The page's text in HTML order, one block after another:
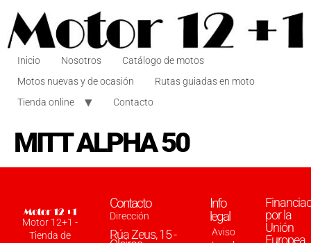
Inicio Nosotros
Catálogo de motos
Motos nuevas y de ocasión
Rutas guiadas en moto
Tienda online
Contacto
MITT ALPHA 50
Motor 12+1 -
Tienda de
Contacto
Dirección
Rúa Zeus, 15 -
Info
legal
Aviso
por la
Unión
Europea